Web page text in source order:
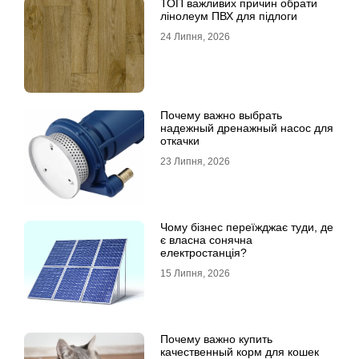
ТОП важливих причин обрати
лінолеум ПВХ для підлоги
24 Липня, 2026
Почему важно выбрать
надежный дренажный насос для
откачки
23 Липня, 2026
Чому бізнес переїжджає туди, де
є власна сонячна
електростанція?
15 Липня, 2026
Почему важно купить
качественный корм для кошек